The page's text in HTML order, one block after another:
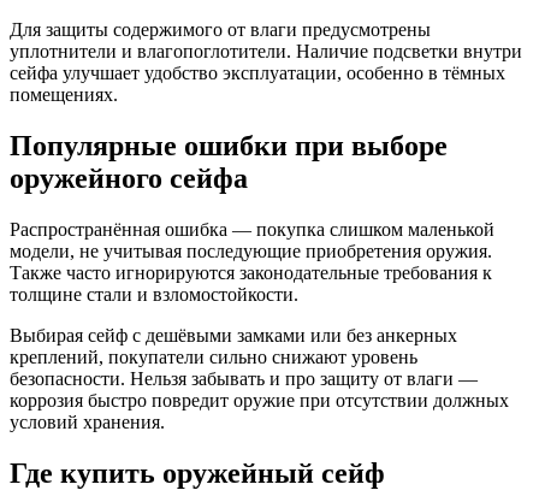
Для защиты содержимого от влаги предусмотрены
уплотнители и влагопоглотители. Наличие подсветки внутри
сейфа улучшает удобство эксплуатации, особенно в тёмных
помещениях.
Популярные ошибки при выборе
оружейного сейфа
Распространённая ошибка — покупка слишком маленькой
модели, не учитывая последующие приобретения оружия.
Также часто игнорируются законодательные требования к
толщине стали и взломостойкости.
Выбирая сейф с дешёвыми замками или без анкерных
креплений, покупатели сильно снижают уровень
безопасности. Нельзя забывать и про защиту от влаги —
коррозия быстро повредит оружие при отсутствии должных
условий хранения.
Где купить оружейный сейф